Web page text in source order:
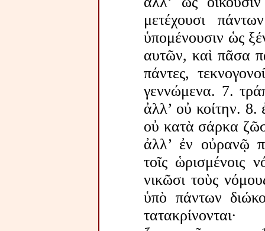
μετέχουσι
ὑπομένουσιν ὡς
αυτῶν, καὶ πᾶσα
πάντες,
γεννώμενα. 7.
ἀλλ’ οὐ κοίτην. 8.
οὐ κατὰ σάρκα
ἀλλ’ ἐν οὐρανῷ
τοῖς ὡρισμένοις
νικῶσι τοὺς
ὑπὸ πάντων